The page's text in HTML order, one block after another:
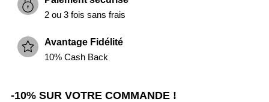
2 ou 3 fois sans frais
Avantage Fidélité
10% Cash Back
-10% SUR VOTRE COMMANDE !